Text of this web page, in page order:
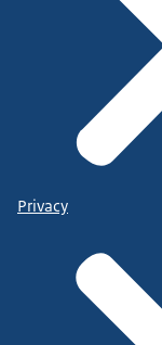
Privacy